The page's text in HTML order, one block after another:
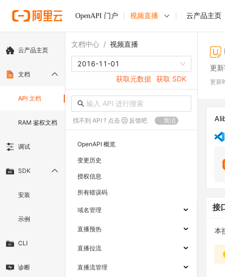
OpenAPI 门户 视频直播 云产品主页
云产品主页
文档
API 文档
RAM 鉴权文档
调试
SDK
安装
示例
CLI
诊断
文档中心 / 视频直播
2016-11-01
获取元数据 获取 SDK
找不到 API ? 点击 反馈吧 简洁
OpenAPI 概览
变更历史
授权信息
所有错误码
域名管理
直播预热
直播拉流
直播流管理
更
更新
接
本